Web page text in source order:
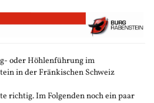
oder Höhlenführung im
in der Fränkischen Schweiz
richtig. Im Folgenden noch ein paar